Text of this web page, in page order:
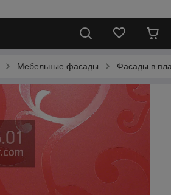
Мебельные фасады Фасады в